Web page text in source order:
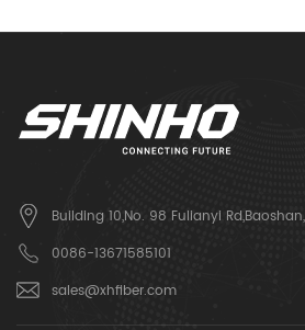
Building 10,No. 98 Fulianyi
0086-13671585101
sales@xhfiber.com